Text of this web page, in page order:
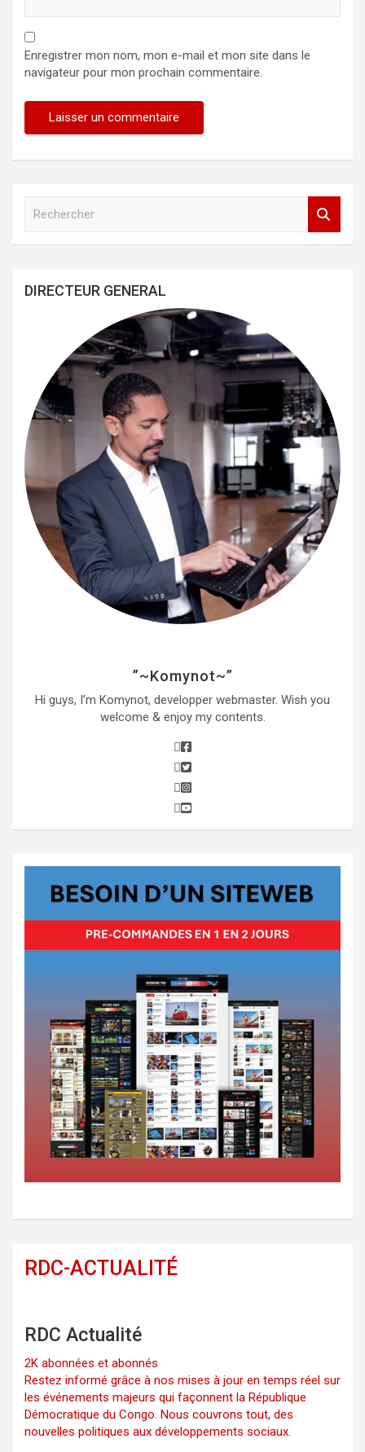
Enregistrer mon nom, mon e-mail et mon site dans le
navigateur pour mon prochain commentaire.
rDIRECTEUR GENERAL
”~Komynot~”
Hi guys, I’m Komynot, developper webmaster. Wish you
welcome & enjoy my contents.
RDC-ACTUALITÉ
RDC Actualité
2K abonnées et abonnés
Restez informé grâce à nos mises à jour en temps réel sur
les événements majeurs qui façonnent la République
Démocratique du Congo. Nous couvrons tout, des
nouvelles politiques aux développements sociaux.